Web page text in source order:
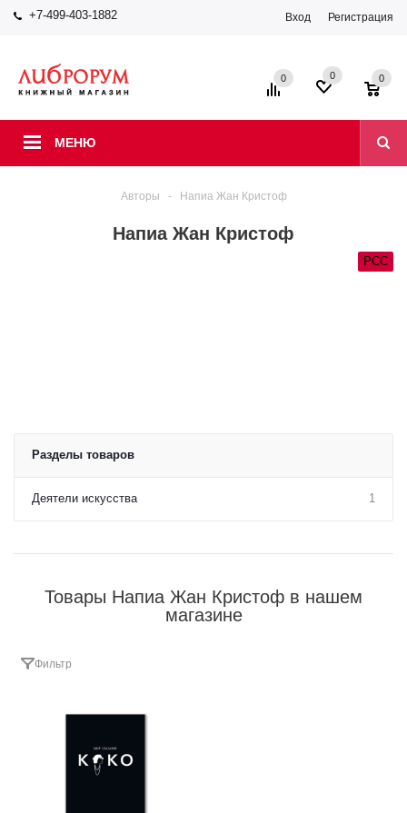
+7-499-403-1882 Вход Регистрация
МЕНЮ
0 0 0
Авторы - Напиа Жан Кристоф
Напиа Жан Кристоф
РСС
Разделы товаров
Деятели искусства 1
Товары Напиа Жан Кристоф в нашем
магазине
Фильтр